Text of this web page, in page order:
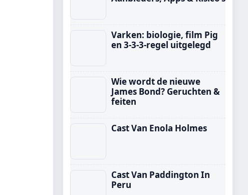
Varken: biologie, film Pig
en 3-3-3-regel uitgelegd
Wie wordt de nieuwe
James Bond? Geruchten &
feiten
Cast Van Enola Holmes
Cast Van Paddington In
Peru